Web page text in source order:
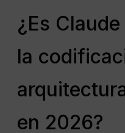
¿Es
la
en 2026?